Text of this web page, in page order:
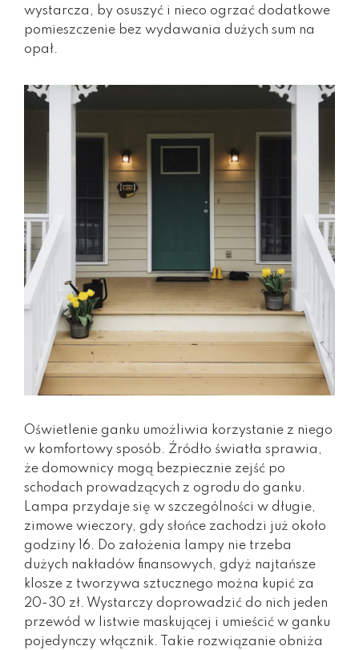
wystarcza, by osuszyć i nieco ogrzać dodatkowe
pomieszczenie bez wydawania dużych sum na
opał.
Oświetlenie ganku umożliwia korzystanie z niego
w komfortowy sposób. Źródło światła sprawia,
że domownicy mogą bezpiecznie zejść po
schodach prowadzących z ogrodu do ganku.
Lampa przydaje się w szczególności w długie,
zimowe wieczory, gdy słońce zachodzi już około
godziny 16. Do założenia lampy nie trzeba
dużych nakładów finansowych, gdyż najtańsze
klosze z tworzywa sztucznego można kupić za
20-30 zł. Wystarczy doprowadzić do nich jeden
przewód w listwie maskującej i umieścić w ganku
pojedynczy włącznik. Takie rozwiązanie obniża